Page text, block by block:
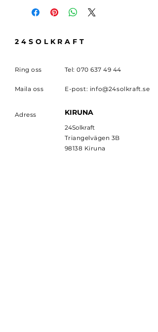
24SOLKRAFT
Ring oss Tel:070 637 49 44
Maila oss E-post: info@24solkraft.se
Adress KIRUNA
24Solkraft
Triangelvägen 3B
98138 Kiruna